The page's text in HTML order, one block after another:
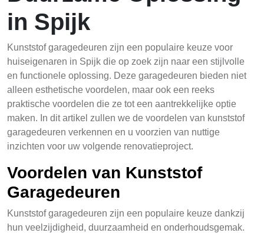
in Spijk
Kunststof garagedeuren zijn een populaire keuze voor
huiseigenaren in Spijk die op zoek zijn naar een stijlvolle
en functionele oplossing. Deze garagedeuren bieden niet
alleen esthetische voordelen, maar ook een reeks
praktische voordelen die ze tot een aantrekkelijke optie
maken. In dit artikel zullen we de voordelen van kunststof
garagedeuren verkennen en u voorzien van nuttige
inzichten voor uw volgende renovatieproject.
Voordelen van Kunststof
Garagedeuren
Kunststof garagedeuren zijn een populaire keuze dankzij
hun veelzijdigheid, duurzaamheid en onderhoudsgemak.